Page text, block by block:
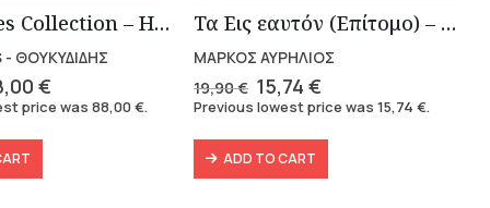
Thucidides Collection – Hardbound Edition (4 volumes)
- ΘΟΥΚΥΔΙΔΗΣ
€.
€
price
price was88,00€.
Τα Εις εαυτόν (Επίτομο) – Μάρκος Αυρήλιος
ΜΑΡΚΟΣ ΑΥΡΗΛΙΟΣ
19,90€ Original
price
19,90 €.
15,74€
price
15,74 €.
Previous lowest price was15,74€.
ADD TO CART